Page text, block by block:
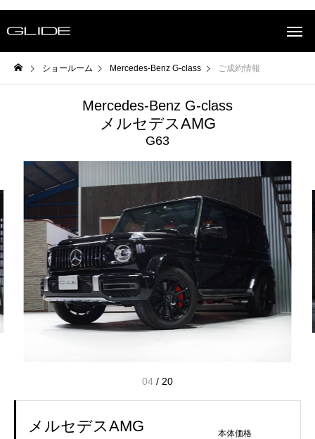
ショールーム Mercedes-Benz G-class ご成約情報
Mercedes-Benz G-class
メルセデスAMG
G63
04 / 20
メルセデスAMG 本体価格